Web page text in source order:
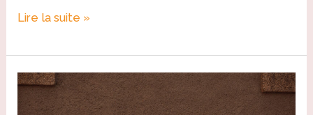
Lire la suite »
Portes
ouvertes